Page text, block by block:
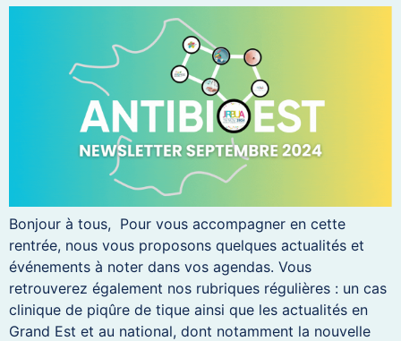
Bonjour à tous, Pour vous accompagner en cette
rentrée, nous vous proposons quelques actualités et
événements à noter dans vos agendas. Vous
retrouverez également nos rubriques régulières : un cas
clinique de piqûre de tique ainsi que les actualités en
Grand Est et au national, dont notamment la nouvelle